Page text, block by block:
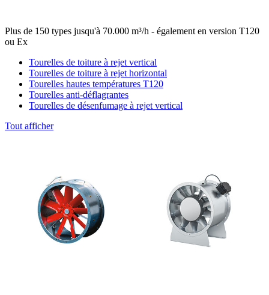
Plus de 150 types jusqu'à 70.000 m³/h - également en version T120
ou Ex
Tourelles de toiture à rejet vertical
Tourelles de toiture à rejet horizontal
Tourelles hautes températures T120
Tourelles anti-déflagrantes
Tourelles de désenfumage à rejet vertical
Tout afficher